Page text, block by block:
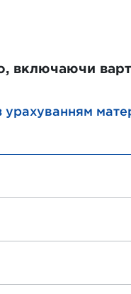
включаючи
урахуванням